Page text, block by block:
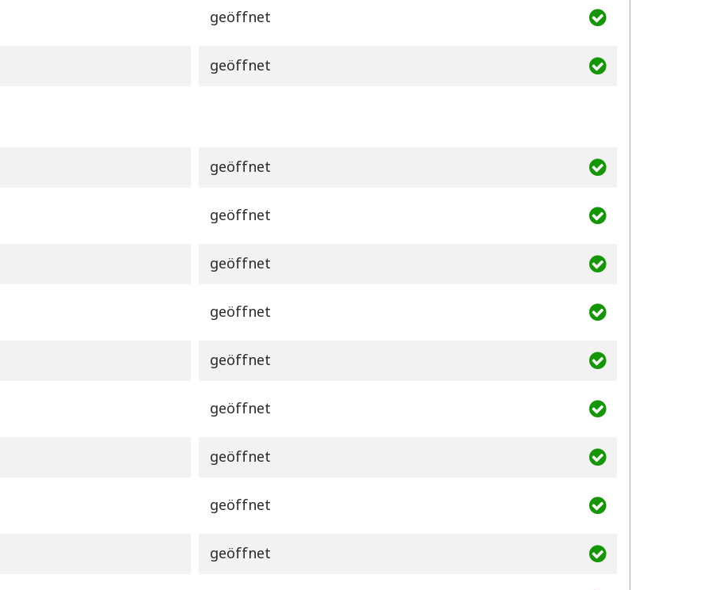
geöffnet
geöffnet
geöffnet
geöffnet
geöffnet
geöffnet
geöffnet
geöffnet
geöffnet
geöffnet
geöffnet